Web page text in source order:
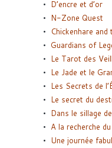
D’encre et d’or
N-Zone Quest
Chickenhare
Guardians of
Le Tarot des
Le Jade et le
Les Secrets de
Le secret du
Dans le sillage
A la recherche
Une journée